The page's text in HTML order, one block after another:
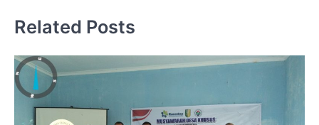
Related Posts